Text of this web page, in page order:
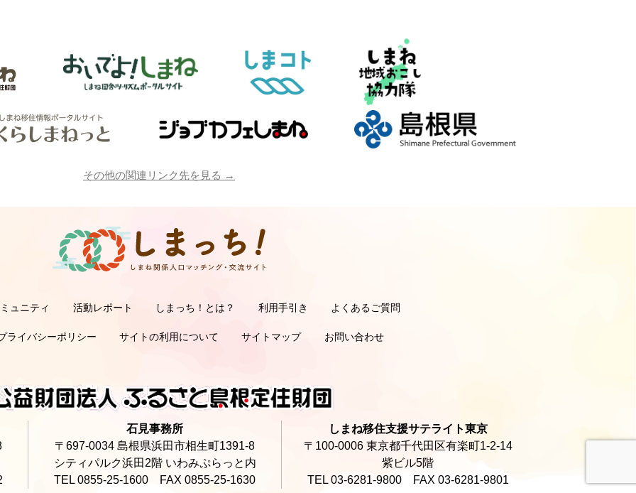
その他の関連リンク先を見る →
ュニティ 活動レポート しまっち！とは？
利用手引き
サポーターの利用手引き
オーナーの利用手引き
よくあるご質問
サポーターのよくあるご質問
オーナーのよくあるご質問
ライバシーポリシー サイトの利用について サイトマップ お問い合わせ
石見事務所
〒697-0034 島根県浜田市相生町1391-8
シティパルク浜田2階 いわみぷらっと内
TEL 0855-25-1600 FAX 0855-25-1630
しまね移住支援サテライト東京
〒100-0006 東京都千代田区有楽町1-2-14
紫ビル5階
TEL 03-6281-9800 FAX 03-6281-9801